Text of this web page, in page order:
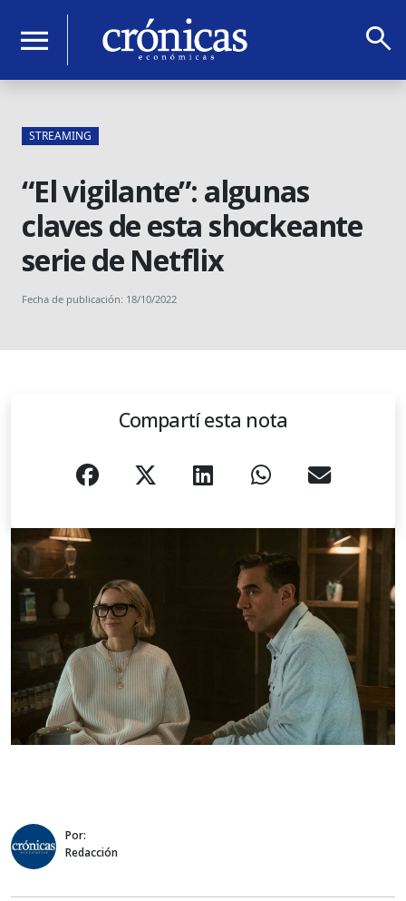
menu search
STREAMING
“El vigilante”: algunas
claves de esta shockeante
serie de Netflix
Fecha de publicación: 18/10/2022
Compartí esta nota
Por:
Redacción